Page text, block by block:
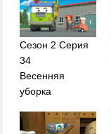
Сезон 2 Серия
34
Весенняя
уборка